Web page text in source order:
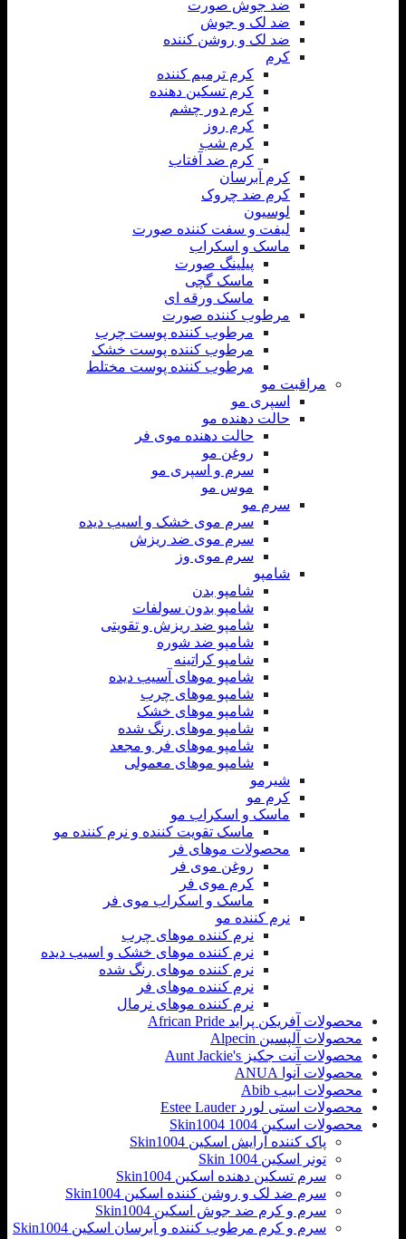
ضد جوش صورت
ضد لک و جوش
ضد لک و روشن کننده
کرم
کرم ترمیم کننده
کرم تسکین دهنده
کرم دور چشم
کرم روز
کرم شب
کرم ضد آفتاب
کرم آبرسان
کرم ضد چروک
لوسیون
لیفت و سفت کننده صورت
ماسک و اسکراب
پیلینگ صورت
ماسک گچی
ماسک ورقه ای
مرطوب کننده صورت
مرطوب کننده پوست چرب
مرطوب کننده پوست خشک
مرطوب کننده پوست مختلط
مراقبت مو
اسپری مو
حالت دهنده مو
حالت دهنده موی فر
روغن مو
سرم و اسپری مو
موس مو
سرم مو
سرم موی خشک و اسیب دیده
سرم موی ضد ریزش
سرم موی وز
شامپو
شامپو بدن
شامپو بدون سولفات
شامپو ضد ریزش و تقویتی
شامپو ضد شوره
شامپو کراتینه
شامپو موهای آسیب دیده
شامپو موهای چرب
شامپو موهای خشک
شامپو موهای رنگ شده
شامپو موهای فر و مجعد
شامپو موهای معمولی
شیرمو
کرم مو
ماسک و اسکراب مو
ماسک تقویت کننده و نرم کننده مو
محصولات موهای فر
روغن موی فر
کرم موی فر
ماسک و اسکراب موی فر
نرم کننده مو
نرم کننده موهای چرب
نرم کننده موهای خشک و اسیب دیده
نرم کننده موهای رنگ شده
نرم کننده موهای فر
نرم کننده موهای نرمال
محصولات آفریکن پراید African Pride
محصولات آلپسین Alpecin
محصولات آنت جکیز Aunt Jackie's
محصولات آنوا ANUA
محصولات ابیب Abib
محصولات استی لورد Estee Lauder
محصولات اسکین 1004 Skin1004
پاک کننده آرایش اسکین Skin1004
تونر اسکین Skin 1004
سرم تسکین دهنده اسکین Skin1004
سرم ضد لک و روشن کننده اسکین Skin1004
سرم و کرم ضد جوش اسکین Skin1004
سرم و کرم مرطوب کننده و آبرسان اسکین Skin1004